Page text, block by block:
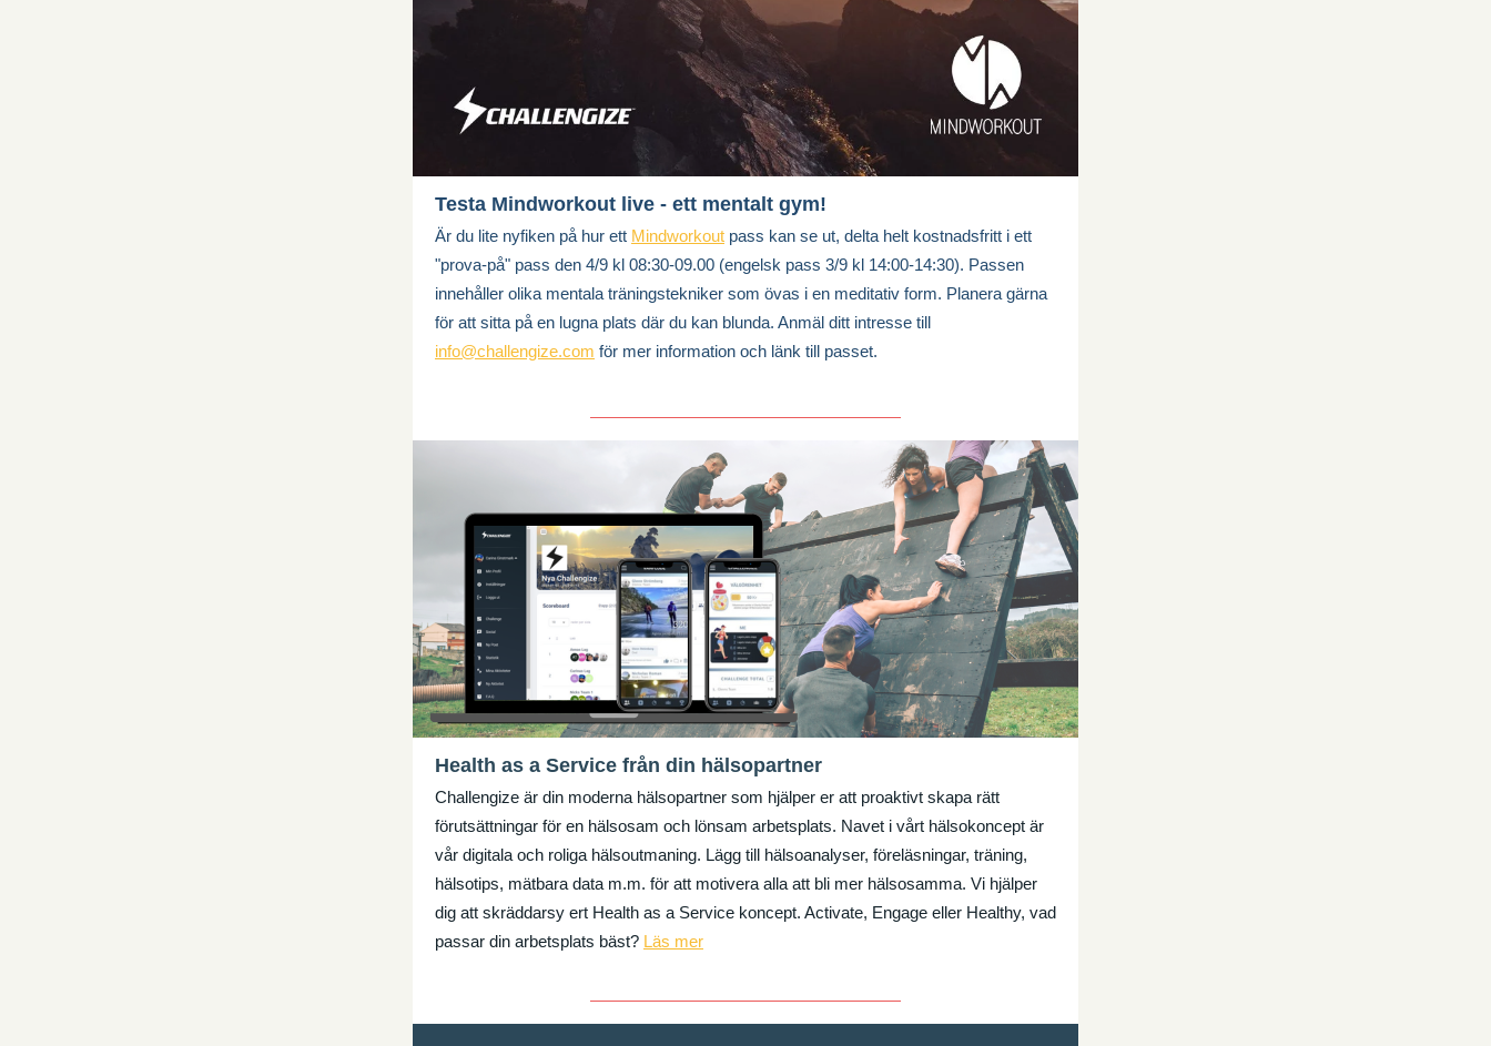
Testa Mindworkout live - ett mentalt gym!
Är du lite nyfiken på hur ett Mindworkout pass kan se ut, delta helt kostnadsfritt i ett
"prova-på" pass den 4/9 kl 08:30-09.00 (engelsk pass 3/9 kl 14:00-14:30). Passen
innehåller olika mentala träningstekniker som övas i en meditativ form. Planera gärna
för att sitta på en lugna plats där du kan blunda. Anmäl ditt intresse till
info@challengize.com för mer information och länk till passet.
Health as a Service från din hälsopartner
Challengize är din moderna hälsopartner som hjälper er att proaktivt skapa rätt
förutsättningar för en hälsosam och lönsam arbetsplats. Navet i vårt hälsokoncept är
vår digitala och roliga hälsoutmaning. Lägg till hälsoanalyser, föreläsningar, träning,
hälsotips, mätbara data m.m. för att motivera alla att bli mer hälsosamma. Vi hjälper
dig att skräddarsy ert Health as a Service koncept. Activate, Engage eller Healthy, vad
passar din arbetsplats bäst? Läs mer